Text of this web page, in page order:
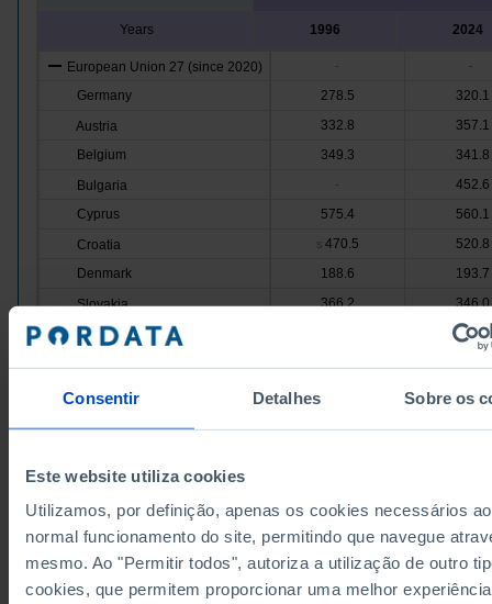
Consentir Detalhes Sobre os
Este website utiliza cookies
Utilizamos, por definição, apenas os cookies necessários ao
normal funcionamento do site, permitindo que navegue
mesmo. Ao "Permitir todos", autoriza a utilização de outro
cookies, que permitem proporcionar uma melhor
Years 1996 2024
European Union 27 (since 2020) - -
Germany 278.5
320.1
Austria
332.8
357.1
Belgium
349.3
341.8
Bulgaria
-
452.6
Cyprus
575.4
560.1
Croatia
s 470.5
520.8
Denmark
188.6
193.7
Slovakia
366.2
346.0
Slovenia
320.6
Estonia
271.7
Greece
Hungary
272.6
376.7
Ireland
271.1
328.6
Italy
495.9
Latvia 376.0
207.1